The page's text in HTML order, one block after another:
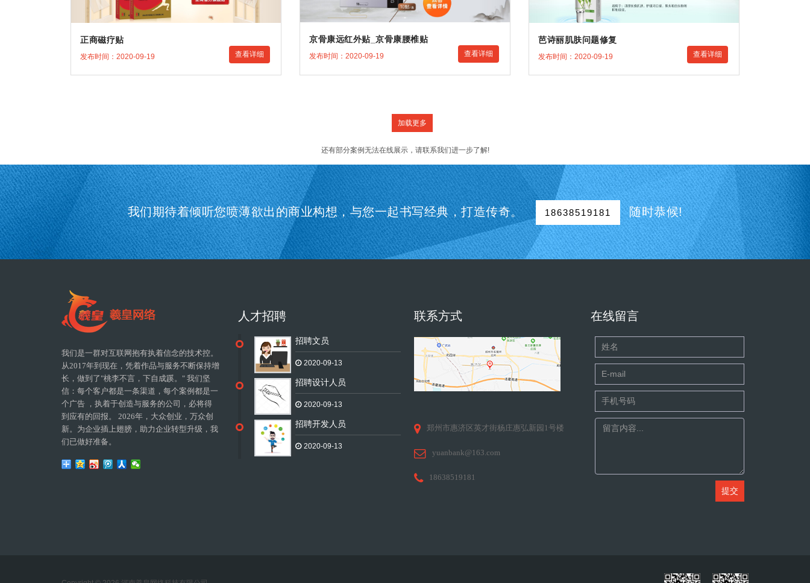
正商磁疗贴
查看详细
发布时间：2020-09-19
京骨康远红外贴_京骨康腰椎贴
查看详细
发布时间：2020-09-19
芭诗丽肌肤问题修复
查看详细
发布时间：2020-09-19
加载更多
还有部分案例无法在线展示，请联系我们进一步了解!
我们期待着倾听您喷薄欲出的商业构想，与您一起书写经典，打造传奇。 18638519181 随时恭候!
我们是一群对互联网抱有执着信念的技术控。
从2017年到现在，凭着作品与服务不断保持增
长，做到了"桃李不言，下自成蹊。" 我们坚
信：每个客户都是一条渠道，每个案例都是一
个广告 ，执着于创造与服务的公司，必将得
到应有的回报。 2026年，大众创业，万众创
新。为企业插上翅膀，助力企业转型升级，我
们已做好准备。
人才招聘
招聘文员
2020-09-13
招聘设计人员
2020-09-13
招聘开发人员
2020-09-13
联系方式
郑州市惠济区英才街杨庄惠弘新园1号楼
yuanbank@163.com
18638519181
在线留言